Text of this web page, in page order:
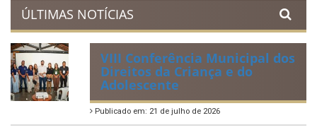
Acervo de Leis
Lei Orgânica Municipal
Regulamentação da Lei de Acesso à Informação
Perguntas Frequentemente Questionadas